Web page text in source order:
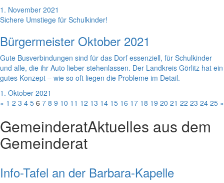
1. November 2021
Sichere Umstiege für Schulkinder!
Bürgermeister Oktober 2021
Gute Busverbindungen sind für das Dorf essenziell, für Schulkinder
und alle, die ihr Auto lieber stehenlassen. Der Landkreis Görlitz hat ein
gutes Konzept – wie so oft liegen die Probleme im Detail.
1. Oktober 2021
« 1 2 3 4 5 6 7 8 9 10 11 12 13 14 15 16 17 18 19 20 21 22 23 24 25 »
GemeinderatAktuelles aus dem
Gemeinderat
Info-Tafel an der Barbara-Kapelle